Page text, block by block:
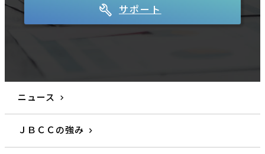
サポート
ニュース
ＪＢＣＣの強み